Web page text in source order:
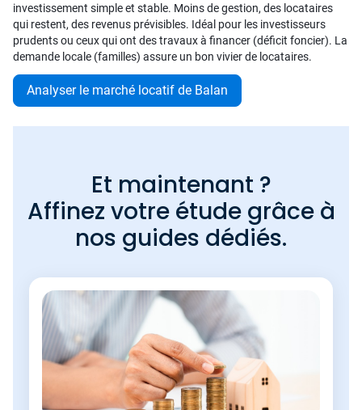
investissement simple et stable. Moins de gestion, des locataires
qui restent, des revenus prévisibles. Idéal pour les investisseurs
prudents ou ceux qui ont des travaux à financer (déficit foncier). La
demande locale (familles) assure un bon vivier de locataires.
Analyser le marché locatif de Balan
Et maintenant ?
Affinez votre étude grâce à
nos guides dédiés.